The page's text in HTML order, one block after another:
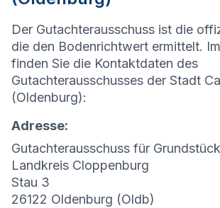
Der Gutachterausschuss ist die
die den Bodenrichtwert ermittelt.
finden Sie die Kontaktdaten des
Gutachterausschusses der Stadt
(Oldenburg):
Adresse:
Gutachterausschuss für
Landkreis Cloppenburg
Stau 3
26122 Oldenburg (Oldb)